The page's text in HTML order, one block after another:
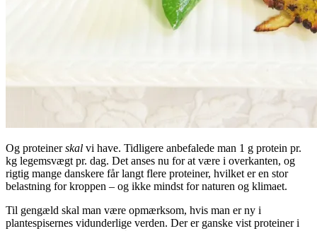
Og proteinerskal vi have. Tidligere anbefalede man 1 g protein pr.
kg legemsvægt pr. dag. Det anses nu for at være i overkanten, og
rigtig mange danskere får langt flere proteiner, hvilket er en stor
belastning for kroppen – og ikke mindst for naturen og klimaet.
Til gengæld skal man være opmærksom, hvis man er ny i
plantespisernes vidunderlige verden. Der er ganske vist proteiner i